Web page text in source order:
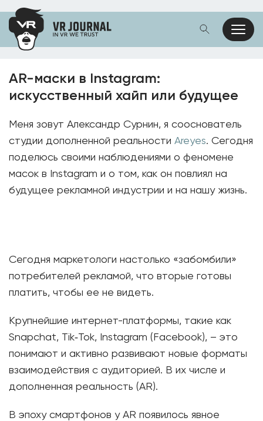
АR-маски в Instagram:
искусственный хайп или будущее
Меня зовут Александр Сурнин, я сооснователь
студии дополненной реальности Areyes. Сегодня
поделюсь своими наблюдениями о феномене
масок в Instagram и о том, как он повлиял на
будущее рекламной индустрии и на нашу жизнь.
Сегодня маркетологи настолько «забомбили»
потребителей рекламой, что вторые готовы
платить, чтобы ее не видеть.
Крупнейшие интернет-платформы, такие как
Snapchat, Tik‑Tok, Instagram (Facebook), – это
понимают и активно развивают новые форматы
взаимодействия с аудиторией. В их числе и
дополненная реальность (AR).
В эпоху смартфонов у AR появилось явное